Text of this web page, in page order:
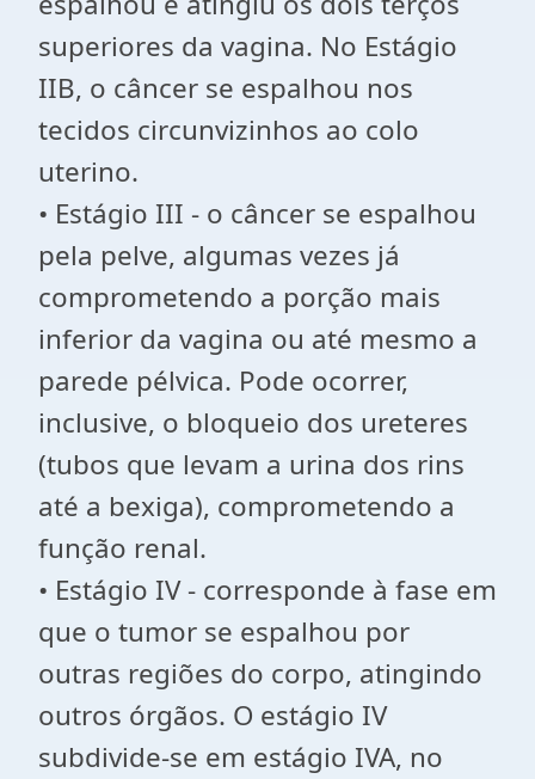
superiores da vagina. No Estágio
IIB, o câncer se espalhou nos
tecidos circunvizinhos ao colo
uterino.
• Estágio III - o câncer se espalhou
pela pelve, algumas vezes já
comprometendo a porção mais
inferior da vagina ou até mesmo a
parede pélvica. Pode ocorrer,
inclusive, o bloqueio dos ureteres
(tubos que levam a urina dos rins
até a bexiga), comprometendo a
função renal.
• Estágio IV - corresponde à fase em
que o tumor se espalhou por
outras regiões do corpo, atingindo
outros órgãos. O estágio IV
subdivide-se em estágio IVA, no